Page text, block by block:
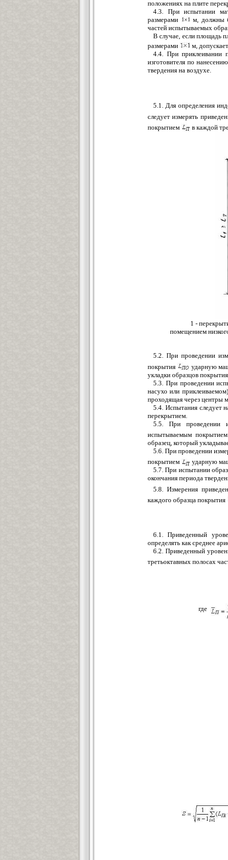
положениях на плите
4.3. При испытании
размерами
м, должны
частей испытываемых
В случае, если площадь
размерами
м,
4.4. При приклеивании
изготовителя по
твердения на воздухе.
5.1. Для определения
следует измерять
покрытием
в каждой
1 -
помещением
5.2. При проведении
покрытия
ударную
укладки образцов
5.3. При проведении
насухо или
проходящая через центры
5.4. Испытания следует
перекрытием.
5.5. При проведении
испытываемым
образец, который
5.6. При проведении
покрытием
ударную
5.7. При испытании
окончания периода
5.8. Измерения
каждого образца покрытия
6.1. Приведенный
определять как среднее
6.2. Приведенный
третьоктавных полосах
где